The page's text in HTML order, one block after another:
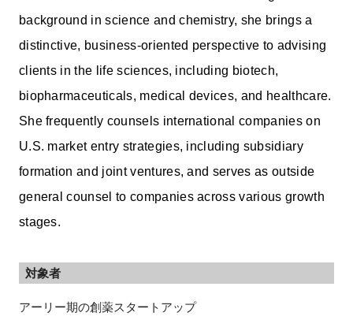
background in science and chemistry, she brings a
distinctive, business-oriented perspective to advising
clients in the life sciences, including biotech,
biopharmaceuticals, medical devices, and healthcare.
She frequently counsels international companies on
U.S. market entry strategies, including subsidiary
formation and joint ventures, and serves as outside
general counsel to companies across various growth
stages.
対象者
アーリー期の創薬スタートアップ